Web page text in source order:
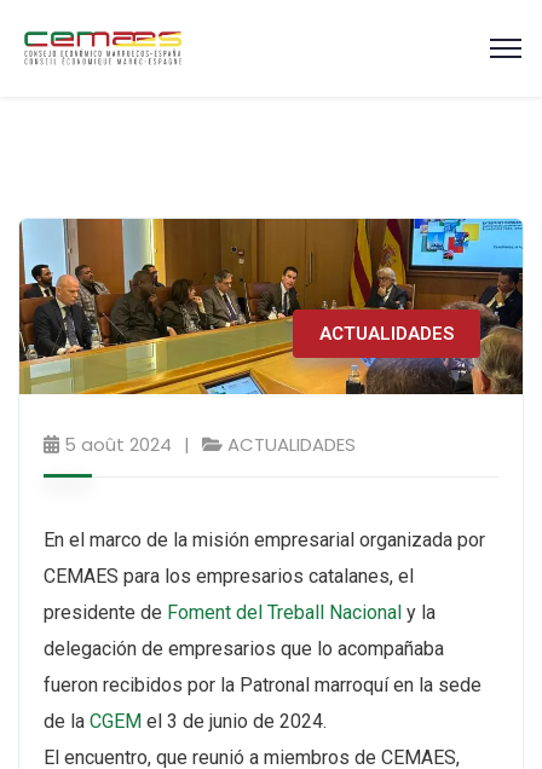
ACTUALIDADES
5 août 2024 ACTUALIDADES
En el marco de la misión empresarial organizada por
CEMAES para los empresarios catalanes, el
presidente de Foment del Treball Nacional y la
delegación de empresarios que lo acompañaba
fueron recibidos por la Patronal marroquí en la sede
de la CGEM el 3 de junio de 2024.
El encuentro, que reunió a miembros de CEMAES,